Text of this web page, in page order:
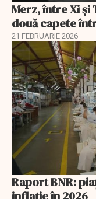
Merz, între Xi și
două capete
21 FEBRUARIE 2026
Raport BNR: